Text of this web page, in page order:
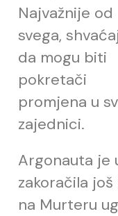
Najvažnije od
svega,
da mogu biti
pokretači
promjena u
zajednici.
Argonauta je
zakoračila još
na Murteru